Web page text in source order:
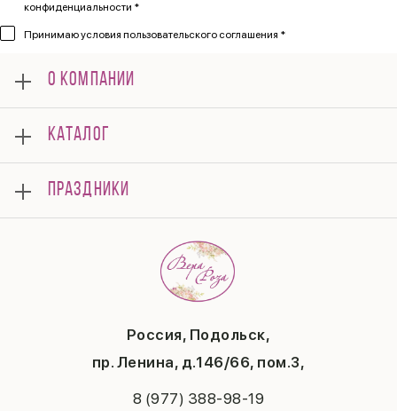
конфиденциальности *
Принимаюусловия пользовательского соглашения *
Россия, Подольск,
пр. Ленина, д.146/66, пом.3,
8 (977) 388-98-19
О КОМПАНИИ
Мероприятия
Корпоративным клиентам
Оплата
Доставка
Отзывы
Политика конфиденциальности
КАТАЛОГ
Композиции
Подарки
ПРАЗДНИКИ
Последний звонок